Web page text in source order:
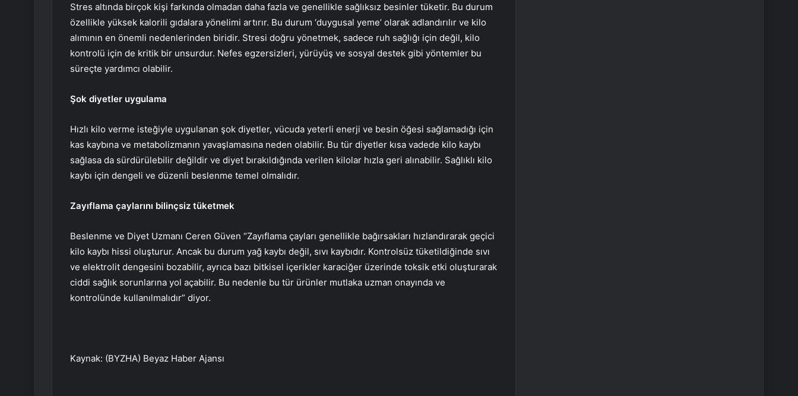
Stres altında birçok kişi farkında olmadan daha fazla ve genellikle sağlıksız besinler tüketir. Bu durum
özellikle yüksek kalorili gıdalara yönelimi artırır. Bu durum ‘duygusal yeme’ olarak adlandırılır ve kilo
alımının en önemli nedenlerinden biridir. Stresi doğru yönetmek, sadece ruh sağlığı için değil, kilo
kontrolü için de kritik bir unsurdur. Nefes egzersizleri, yürüyüş ve sosyal destek gibi yöntemler bu
süreçte yardımcı olabilir.
Şok diyetler uygulama
Hızlı kilo verme isteğiyle uygulanan şok diyetler, vücuda yeterli enerji ve besin öğesi sağlamadığı için
kas kaybına ve metabolizmanın yavaşlamasına neden olabilir. Bu tür diyetler kısa vadede kilo kaybı
sağlasa da sürdürülebilir değildir ve diyet bırakıldığında verilen kilolar hızla geri alınabilir. Sağlıklı kilo
kaybı için dengeli ve düzenli beslenme temel olmalıdır.
Zayıflama çaylarını bilinçsiz tüketmek
Beslenme ve Diyet Uzmanı Ceren Güven “Zayıflama çayları genellikle bağırsakları hızlandırarak geçici
kilo kaybı hissi oluşturur. Ancak bu durum yağ kaybı değil, sıvı kaybıdır. Kontrolsüz tüketildiğinde sıvı
ve elektrolit dengesini bozabilir, ayrıca bazı bitkisel içerikler karaciğer üzerinde toksik etki oluşturarak
ciddi sağlık sorunlarına yol açabilir. Bu nedenle bu tür ürünler mutlaka uzman onayında ve
kontrolünde kullanılmalıdır” diyor.
Kaynak: (BYZHA) Beyaz Haber Ajansı